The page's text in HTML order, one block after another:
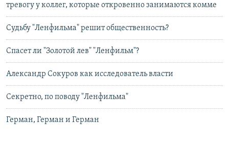
тревогу у коллег, которые откровенно занимаются комме
Судьбу "Ленфильма" решит общественность?
Спасет ли "Золотой лев" "Ленфильм"?
Александр Сокуров как исследователь власти
Секретно, по поводу "Ленфильма"
Герман, Герман и Герман